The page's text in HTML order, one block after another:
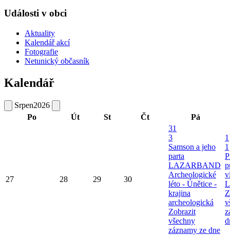
Události v obci
Aktuality
Kalendář akcí
Fotografie
Netunický občasník
Kalendář
Srpen2026
Po
Út St Čt Pá
27 28 29 30
31
3
Samson a jeho
parta
LAZARBAND
Archeologické
léto - Únětice -
krajina
archeologická
Zobrazit
všechny
záznamy ze dne
1
1